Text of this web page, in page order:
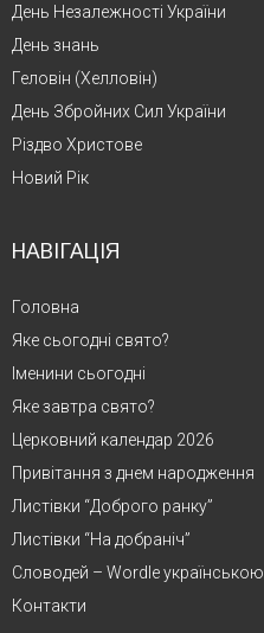
День Незалежності України
День знань
Геловін (Хелловін)
День Збройних Сил України
Різдво Христове
Новий Рік
НАВІГАЦІЯ
Головна
Яке сьогодні свято?
Іменини сьогодні
Яке завтра свято?
Церковний календар 2026
Привітання з днем народження
Листівки “Доброго ранку”
Листівки “На добраніч”
Словодей – Wordle українською
Контакти